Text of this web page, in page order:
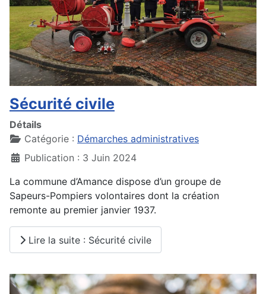
Sécurité civile
Détails
Catégorie : Démarches administratives
Publication : 3 Juin 2024
La commune d’Amance dispose d’un groupe de
Sapeurs-Pompiers volontaires dont la création
remonte au premier janvier 1937.
Lire la suite : Sécurité civile